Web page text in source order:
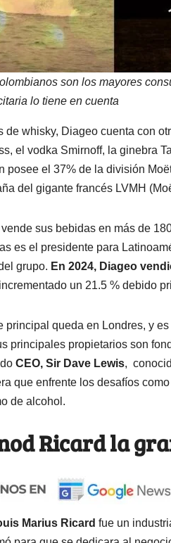
son los mayores
lo tiene en cuenta
de whisky, Diageo cuenta con
el vodka Smirnoff, la ginebra
posee el 37% de la división
del gigante francés LVMH
sus bebidas en más de
es el presidente para
grupo. En 2024, Diageo
un 21.5 % debido
principal queda en Londres, y
principales propietarios son
CEO, Sir Dave Lewis,
que enfrente los desafíos
de alcohol.
Ricard la
Marius Ricard fue un